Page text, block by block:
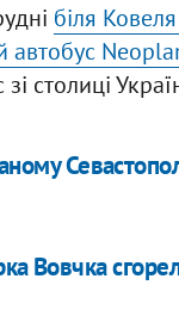
біля Ковеля
автобус
зі столиці
Вовчка